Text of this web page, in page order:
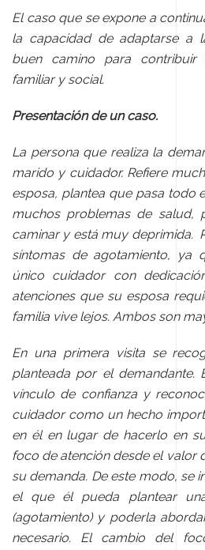
El caso que se expone a
la capacidad de adaptarse a
buen camino para
familiar y social.
Presentación de un caso.
La persona que realiza la
marido y cuidador. Refiere
esposa, plantea que pasa todo
muchos problemas de salud,
caminar y está muy deprimida.
síntomas de agotamiento, ya
único cuidador con
atenciones que su esposa
familia vive lejos. Ambos son
En una primera visita se
planteada por el demandante.
vínculo de confianza y
cuidador como un hecho
en él en lugar de hacerlo en
foco de atención desde el valor
su demanda. De este modo, se
el que él pueda plantear
(agotamiento) y poderla
necesario. El cambio del